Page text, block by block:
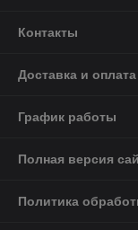
Контакты
Доставка и оплата
График работы
Полная версия
Политика